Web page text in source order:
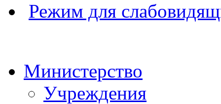
Режим для
Министерство
Учреждения